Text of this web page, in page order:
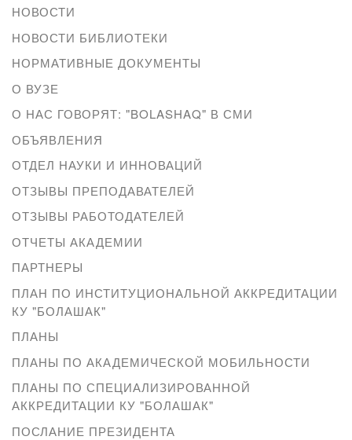
НОВОСТИ
НОВОСТИ БИБЛИОТЕКИ
НОРМАТИВНЫЕ ДОКУМЕНТЫ
О ВУЗЕ
О НАС ГОВОРЯТ: "BOLASHAQ" В СМИ
ОБЪЯВЛЕНИЯ
ОТДЕЛ НАУКИ И ИННОВАЦИЙ
ОТЗЫВЫ ПРЕПОДАВАТЕЛЕЙ
ОТЗЫВЫ РАБОТОДАТЕЛЕЙ
ОТЧЕТЫ АКАДЕМИИ
ПАРТНЕРЫ
ПЛАН ПО ИНСТИТУЦИОНАЛЬНОЙ АККРЕДИТАЦИИ
КУ "БОЛАШАК"
ПЛАНЫ
ПЛАНЫ ПО АКАДЕМИЧЕСКОЙ МОБИЛЬНОСТИ
ПЛАНЫ ПО СПЕЦИАЛИЗИРОВАННОЙ
АККРЕДИТАЦИИ КУ "БОЛАШАК"
ПОСЛАНИЕ ПРЕЗИДЕНТА